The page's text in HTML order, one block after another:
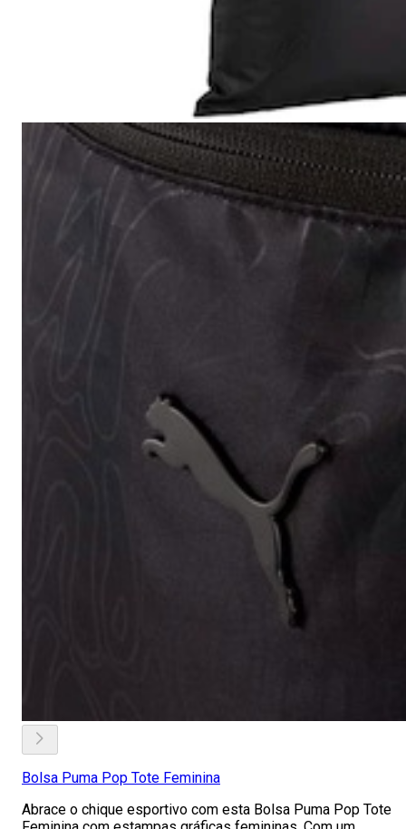
Bolsa Puma Pop Tote Feminina
Abrace o chique esportivo com esta Bolsa Puma Pop Tote